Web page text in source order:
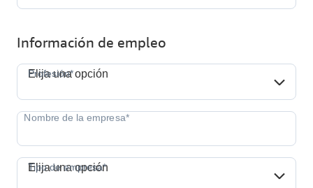
Información de empleo
Profesión*
Elija una opción
Tipo de empresa*
Elija una opción